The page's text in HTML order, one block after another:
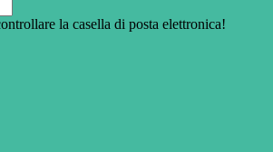
la casella di posta elettronica!